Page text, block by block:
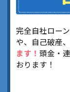
完全自社ロー
や、自己破産
ます！ 頭金・
おります！